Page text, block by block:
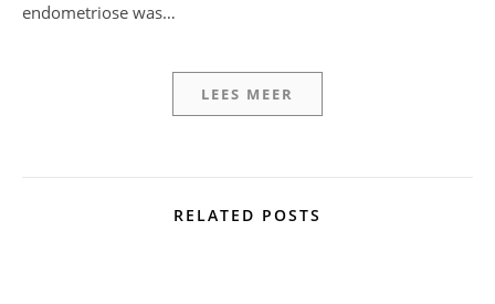
endometriose was…
LEES MEER
RELATED POSTS